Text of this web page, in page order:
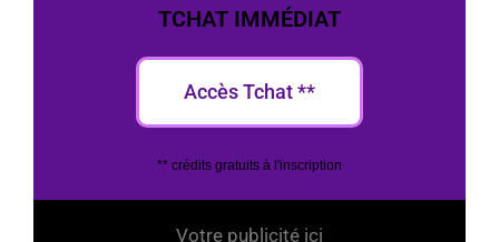
TCHAT IMMÉDIAT
Accès Tchat **
** crédits gratuits à l'inscription
Votre publicité ici